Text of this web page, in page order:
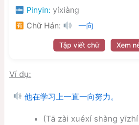
Pinyin: yíxiàng
Chữ Hán:
一向
Tập viết chữ Xem
Ví dụ:
他在学习上一直一向努力。
(Tā zài xuéxí shàng